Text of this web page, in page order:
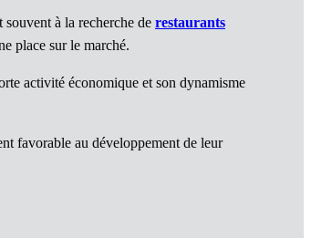
à la recherche de restaurants
place sur le marché.
activité économique et son dynamisme
favorable au développement de leur